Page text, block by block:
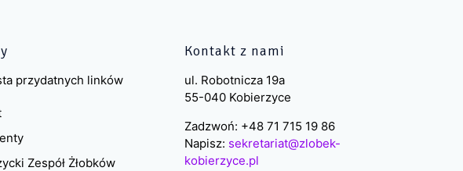
przydatnych linków
Zespół Żłobków
Kontakt z nami
ul. Robotnicza 19a
55-040 Kobierzyce
Zadzwoń: +48 71 715 19 86
Napisz: sekretariat@zlobek-
kobierzyce.pl